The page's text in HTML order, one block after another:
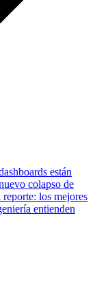
están
colapso de
los mejores
entienden